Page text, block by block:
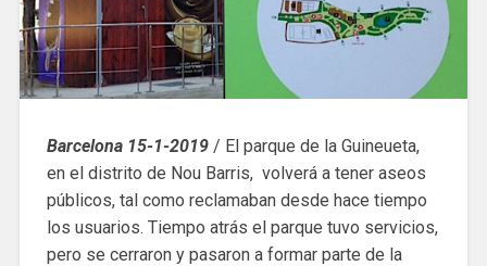
Barcelona 15-1-2019/ El parque de la Guineueta,
en el distrito de Nou Barris, volverá a tener aseos
públicos, tal como reclamaban desde hace tiempo
los usuarios. Tiempo atrás el parque tuvo servicios,
pero se cerraron y pasaron a formar parte de la